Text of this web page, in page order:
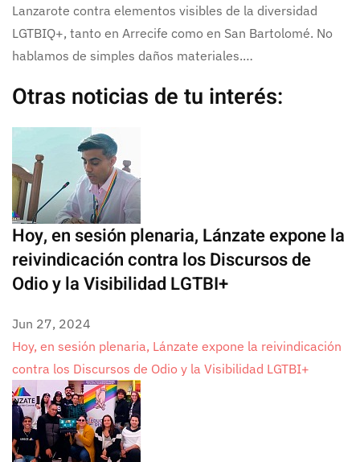
Lanzarote contra elementos visibles de la diversidad
LGTBIQ+, tanto en Arrecife como en San Bartolomé. No
hablamos de simples daños materiales.…
Otras noticias de tu interés:
Hoy, en sesión plenaria, Lánzate expone la
reivindicación contra los Discursos de
Odio y la Visibilidad LGTBI+
Jun 27, 2024
Hoy, en sesión plenaria, Lánzate expone la reivindicación
contra los Discursos de Odio y la Visibilidad LGTBI+